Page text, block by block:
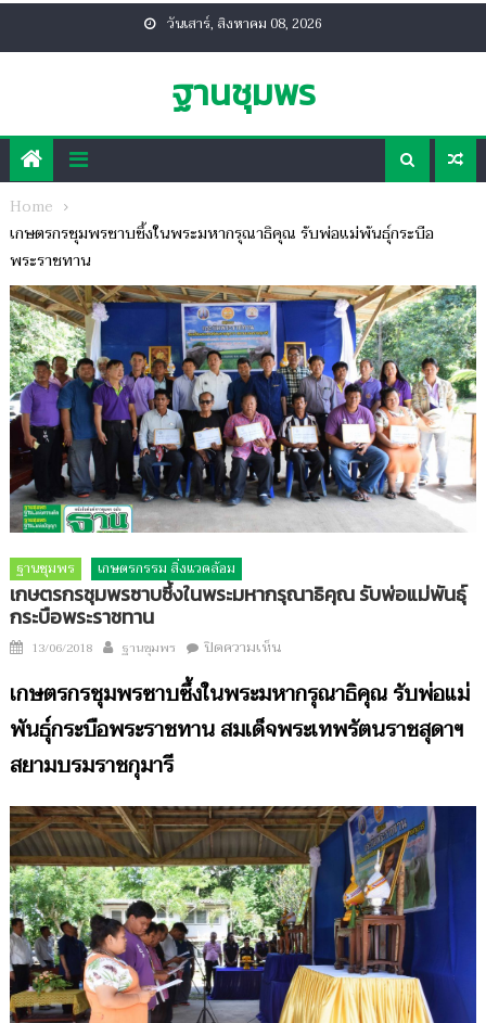
วันเสาร์, สิงหาคม 08, 2026
ฐานชุมพร
Home
เกษตรกรชุมพรซาบซึ้งในพระมหากรุณาธิคุณ รับพ่อแม่พันธุ์กระบือ
พระราชทาน
ฐานชุมพร เกษตรกรรม สิ่งแวดล้อม
เกษตรกรชุมพรซาบซึ้งในพระมหากรุณาธิคุณ รับพ่อแม่พันธุ์
กระบือพระราชทาน
Posted
13/06/2018 Author
ฐานชุมพร ปิดความเห็นบน
ชุมพร
ซาบซึ้ง
ใน
รับ
พ่อ
แม่
พันธุ์
กระบือ
พระราชทาน
เกษตรกรชุมพรซาบซึ้งในพระมหากรุณาธิคุณ รับพ่อแม่
พันธุ์กระบือพระราชทาน สมเด็จพระเทพรัตนราชสุดาฯ
สยามบรมราชกุมารี